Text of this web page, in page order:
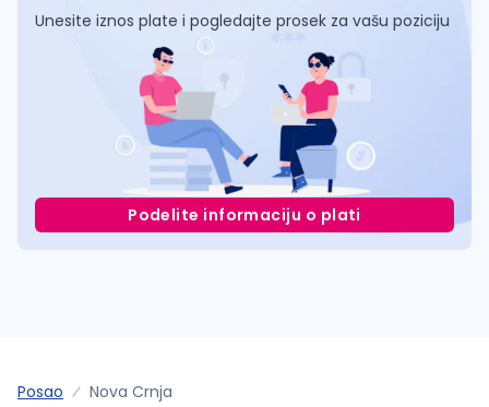
Unesite iznos plate i pogledajte prosek za vašu poziciju
Podelite informaciju o plati
Posao Nova Crnja